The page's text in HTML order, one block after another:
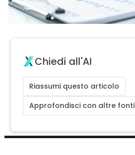
Chiedi all'AI
Riassumi questo articolo
Approfondisci con altre fonti